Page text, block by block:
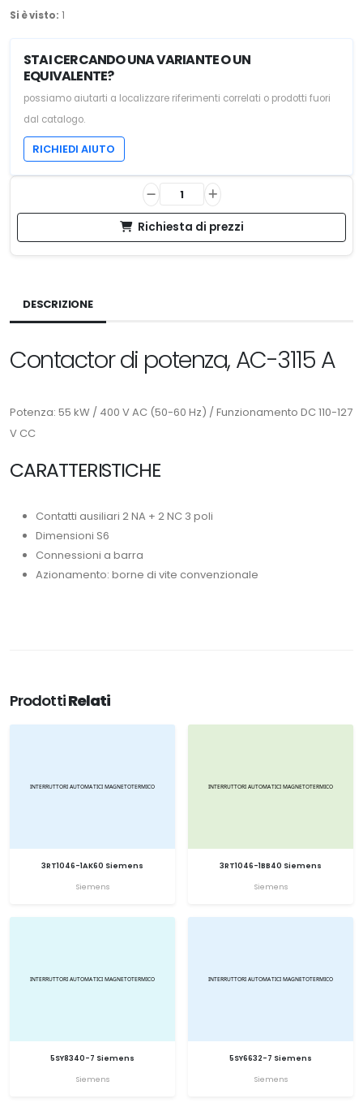
Si è visto: 1
STAI CERCANDO UNA VARIANTE O UN
EQUIVALENTE?
possiamo aiutarti a localizzare riferimenti correlati o prodotti fuori
dal catalogo.
RICHIEDI AIUTO
Richiesta di prezzi
DESCRIZIONE
Contactor di potenza, AC-3115 A
Potenza: 55 kW / 400 V AC (50-60 Hz) / Funzionamento DC 110-127
V CC
CARATTERISTICHE
Contatti ausiliari 2 NA + 2 NC 3 poli
Dimensioni S6
Connessioni a barra
Azionamento: borne di vite convenzionale
ProdottiRelati
3RT1046-1AK60 Siemens
Siemens
3RT1046-1BB40 Siemens
Siemens
5SY8340-7 Siemens
Siemens
5SY6632-7 Siemens
Siemens